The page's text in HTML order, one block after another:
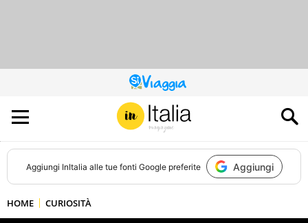
QUESTO
SITO
CONTRIBUISCE
ALL’AUDIENCE
DI
Aggiungi InItalia alle tue fonti Google preferite Aggiungi
HOME CURIOSITÀ